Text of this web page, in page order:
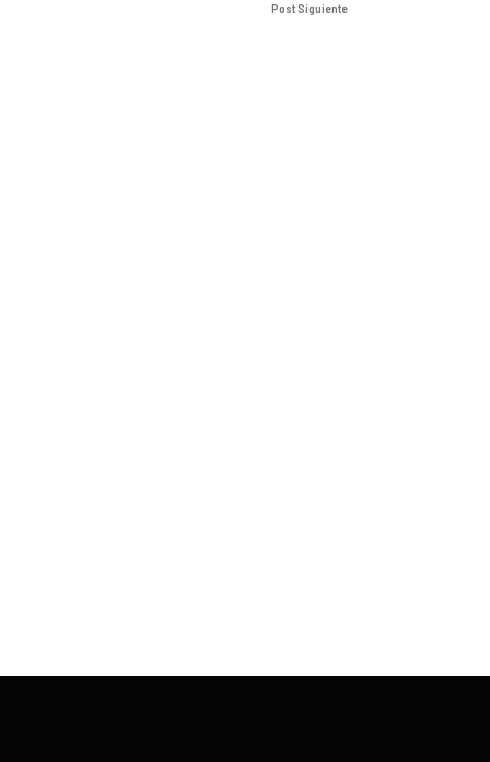
Post Siguiente